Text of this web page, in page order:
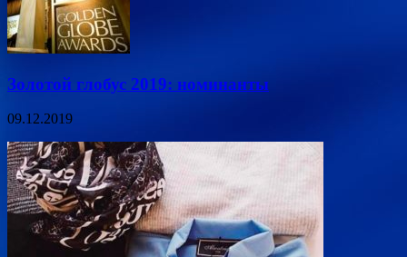
Золотой глобус 2019: номинанты
09.12.2019